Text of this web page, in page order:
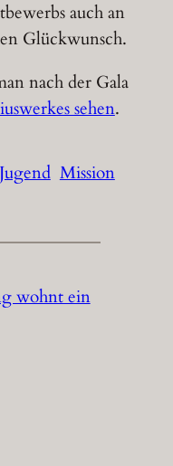
auch an
Glückwunsch.
nach der Gala
sehen.
Jugend Mission
wohnt ein